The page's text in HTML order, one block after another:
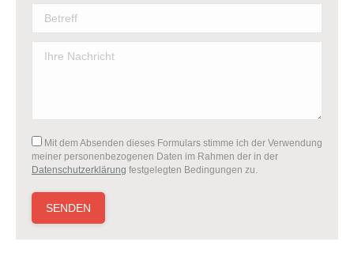
Mit dem Absenden dieses Formulars stimme ich der Verwendung
meiner personenbezogenen Daten im Rahmen der in der
Datenschutzerklärung festgelegten Bedingungen zu.